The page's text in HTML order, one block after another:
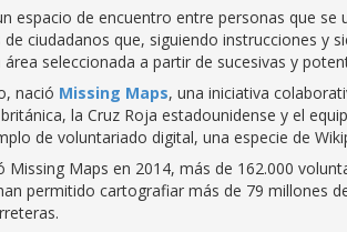
espacio de encuentro entre personas que
ciudadanos que, siguiendo instrucciones y
seleccionada a partir de sucesivas y
nació Missing Maps, una iniciativa
la Cruz Roja estadounidense y el
de voluntariado digital, una especie de
Missing Maps en 2014, más de 162.000
permitido cartografiar más de 79 millones